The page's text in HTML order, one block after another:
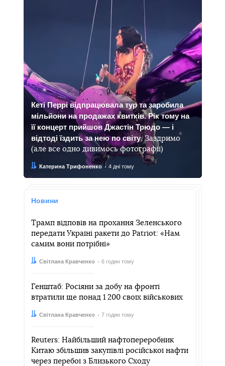
Кеті Перрі відпрацювала тур та заробила
мільйони на продажах квитків. Рік тому на
її концерт прийшов Джастін Трюдо — і
відтоді їздить за нею по світу. Заздримо
(але все одно дивимось фотографії)
Автор:Катерина Трифоненко
Дата: 4 дні тому
Новини
Трамп відповів на прохання Зеленського
передати Україні ракети до Patriot: «Нам
самим вони потрібні»
Автор:
Світлана Кравченко
Дата: 6 годин тому
Генштаб: Росіяни за добу на фронті
втратили ще понад 1 200 своїх військових
Автор:
Світлана Кравченко
Дата: 7 годин тому
Reuters: Найбільший нафтопереробник
Китаю збільшив закупівлі російської нафти
через перебої з Близького Сходу